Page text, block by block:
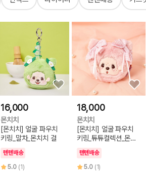
16,000
몬치치
[몬치치] 얼굴 파우치
키링_말차_몬치치 걸
텐텐배송
5.0 (1)
18,000
몬치치
[몬치치] 얼굴 파우치
키링_튜튜컬렉션_몬치
텐텐배송
5.0 (1)